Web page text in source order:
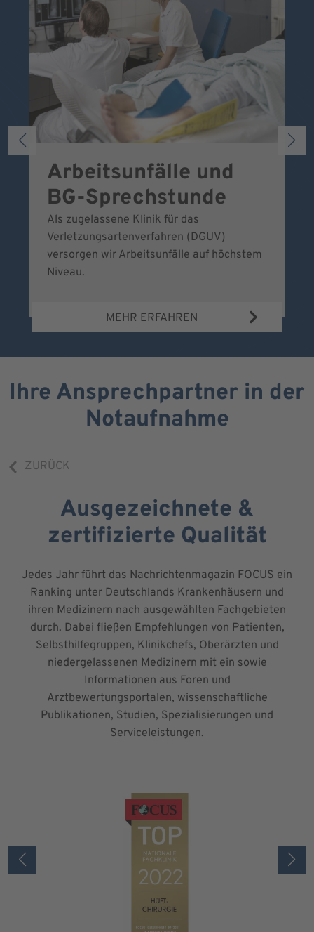
Arbeitsunfälle und
BG-Sprechstunde
Als zugelassene Klinik für das
Verletzungsartenverfahren (DGUV)
versorgen wir Arbeitsunfälle auf höchstem
Niveau.
MEHR ERFAHREN
Ihre Ansprechpartner in der
Notaufnahme
ZURÜCK
Ausgezeichnete &
zertifizierte Qualität
Jedes Jahr führt das Nachrichtenmagazin FOCUS ein
Ranking unter Deutschlands Krankenhäusern und
ihren Medizinern nach ausgewählten Fachgebieten
durch. Dabei fließen Empfehlungen von Patienten,
Selbsthilfegruppen, Klinikchefs, Oberärzten und
niedergelassenen Medizinern mit ein sowie
Informationen aus Foren und
Arztbewertungsportalen, wissenschaftliche
Publikationen, Studien, Spezialisierungen und
Serviceleistungen.